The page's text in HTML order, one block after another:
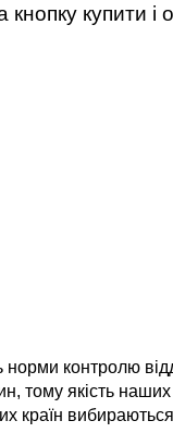
купити і
контролю
тому якість
країн